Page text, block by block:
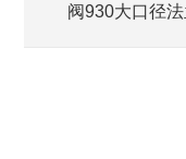
阀930大口径